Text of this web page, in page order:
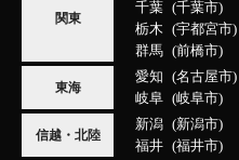
関東
千葉
千葉市
栃木
宇都宮市
群馬
前橋市
東海
愛知 名古屋市
岐阜
岐阜市
信越・北陸
新潟 新潟市
福井
福井市